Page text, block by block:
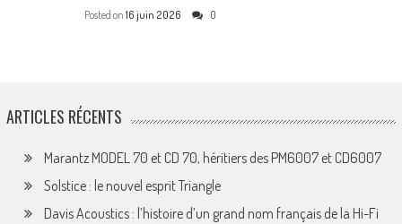
Posted on 16 juin 2026 0
ARTICLES RÉCENTS
Marantz MODEL 70 et CD 70, héritiers des PM6007 et CD6007
Solstice : le nouvel esprit Triangle
Davis Acoustics : l’histoire d’un grand nom français de la Hi-Fi